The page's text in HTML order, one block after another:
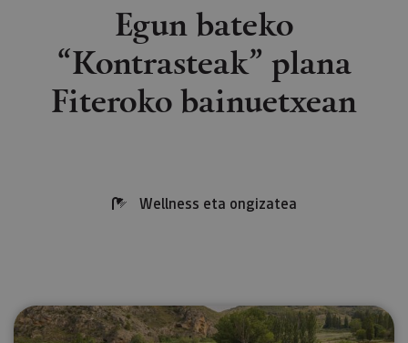
Egun bateko
“Kontrasteak” plana
Fiteroko bainuetxean
Wellness eta ongizatea